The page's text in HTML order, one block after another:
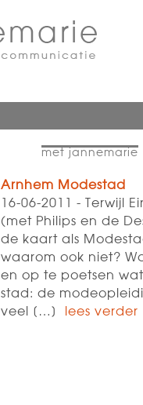
met jannemarie
Arnhem Modestad
16-06-2011 - Terwijl
(met Philips en de
de kaart als
waarom ook niet?
en op te poetsen
stad: de
veel […]
lees verder